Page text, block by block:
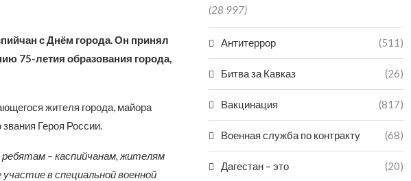
с Днём города. Он принял
75-летия образования города,
жителя города, майора
Героя России.
– каспийчанам, жителям
в специальной военной
(28 997)
Антитеррор (511)
Битва за Кавказ (26)
Вакцинация (817)
Военная служба по контракту (68)
Дагестан – это (20)